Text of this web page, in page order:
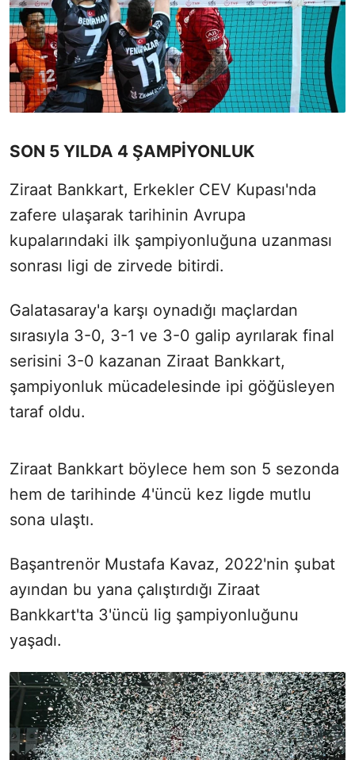
SON 5 YILDA 4 ŞAMPİYONLUK
Ziraat Bankkart, Erkekler CEV Kupası'nda
zafere ulaşarak tarihinin Avrupa
kupalarındaki ilk şampiyonluğuna uzanması
sonrası ligi de zirvede bitirdi.
Galatasaray'a karşı oynadığı maçlardan
sırasıyla 3-0, 3-1 ve 3-0 galip ayrılarak final
serisini 3-0 kazanan Ziraat Bankkart,
şampiyonluk mücadelesinde ipi göğüsleyen
taraf oldu.
Ziraat Bankkart böylece hem son 5 sezonda
hem de tarihinde 4'üncü kez ligde mutlu
sona ulaştı.
Başantrenör Mustafa Kavaz, 2022'nin şubat
ayından bu yana çalıştırdığı Ziraat
Bankkart'ta 3'üncü lig şampiyonluğunu
yaşadı.